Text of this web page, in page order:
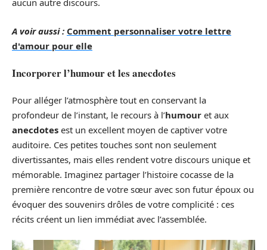
aucun autre discours.
A voir aussi : Comment personnaliser votre lettre
d'amour pour elle
Incorporer l’humour et les anecdotes
Pour alléger l’atmosphère tout en conservant la
profondeur de l’instant, le recours à l’humour et aux
anecdotes est un excellent moyen de captiver votre
auditoire. Ces petites touches sont non seulement
divertissantes, mais elles rendent votre discours unique et
mémorable. Imaginez partager l’histoire cocasse de la
première rencontre de votre sœur avec son futur époux ou
évoquer des souvenirs drôles de votre complicité : ces
récits créent un lien immédiat avec l’assemblée.